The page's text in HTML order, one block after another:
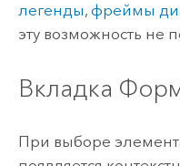
легенды, фреймы
эту возможность не
Вкладка
При выборе